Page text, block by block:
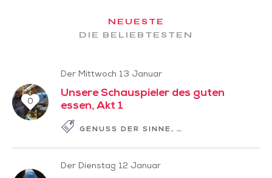
NEUESTE
DIE BELIEBTESTEN
0
Der Mittwoch 13 Januar
Unsere Schauspieler des guten
essen, Akt 1
GENUSS DER SINNE GESCHICHTE ZUM
Der Dienstag 12 Januar